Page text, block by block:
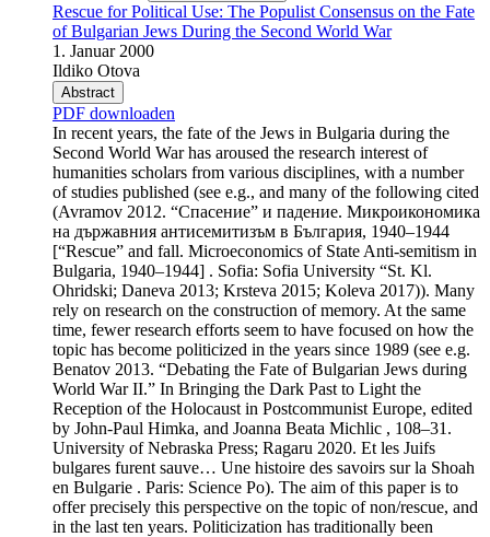
Rescue for Political Use: The Populist Consensus on the Fate
of Bulgarian Jews During the Second World War
1. Januar 2000
Ildiko Otova
Abstract
PDF downloaden
In recent years, the fate of the Jews in Bulgaria during the
Second World War has aroused the research interest of
humanities scholars from various disciplines, with a number
of studies published (see e.g., and many of the following cited
(Avramov 2012. “Спасение” и падение. Микроикономика
на държавния антисемитизъм в България, 1940–1944
[“Rescue” and fall. Microeconomics of State Anti-semitism in
Bulgaria, 1940–1944] . Sofia: Sofia University “St. Kl.
Ohridski; Daneva 2013; Krsteva 2015; Koleva 2017)). Many
rely on research on the construction of memory. At the same
time, fewer research efforts seem to have focused on how the
topic has become politicized in the years since 1989 (see e.g.
Benatov 2013. “Debating the Fate of Bulgarian Jews during
World War II.” In Bringing the Dark Past to Light the
Reception of the Holocaust in Postcommunist Europe, edited
by John-Paul Himka, and Joanna Beata Michlic , 108–31.
University of Nebraska Press; Ragaru 2020. Et les Juifs
bulgares furent sauvе… Une histoire des savoirs sur la Shoah
en Bulgarie . Paris: Science Po). The aim of this paper is to
offer precisely this perspective on the topic of non/rescue, and
in the last ten years. Politicization has traditionally been